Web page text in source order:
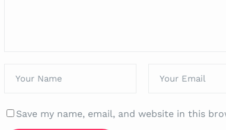
Save my name, email, and website in this